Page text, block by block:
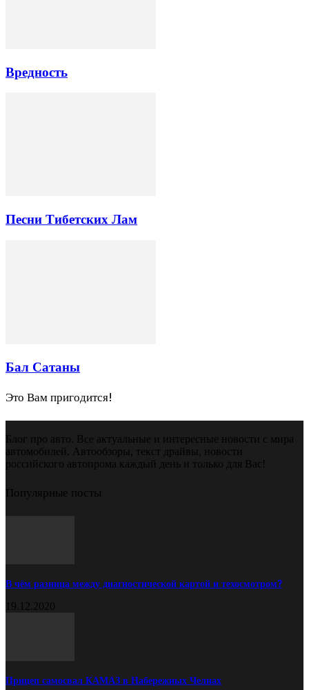
Вредность
Песни Тибетских Лам
Бал Сатаны
Это Вам пригодится!
Блог про авто. Все актуальные и интересные новости с мира
автомобилей. Автообзоры, текст драйвы, новости
российского автопрома каждый день и только для Вас!
Популярные посты
В чём разница между диагностической картой и техосмотром?
19.12.2020
Прицеп самосвал КАМАЗ в Набережных Челнах